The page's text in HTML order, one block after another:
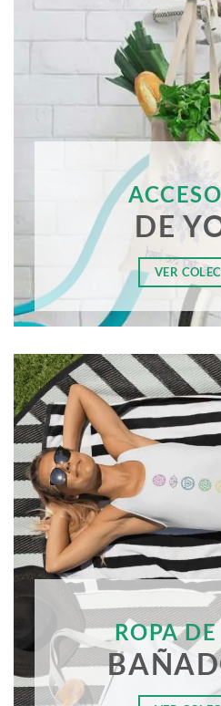
DE
VER
ROPA